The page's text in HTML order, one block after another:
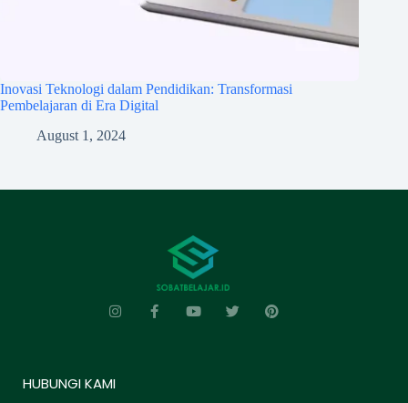
Inovasi Teknologi dalam Pendidikan: Transformasi
Pembelajaran di Era Digital
August 1, 2024
HUBUNGI KAMI